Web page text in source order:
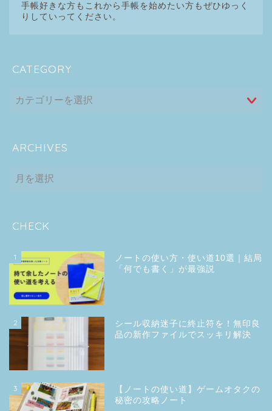
手帳好きな方もこれから手帳を始めたい方もぜひゆっく
りしていってください。
CATEGORY
ARCHIVES
CHECK
1
ノートの使い方・使い道10選｜結局
「何でも書く」が最強説
2
シール収納迷子に終止符を！無印良
品の新作ファイルでスッキリ解決
3
【ノートの使い道】ゲームオタクの
秘密の攻略ノート